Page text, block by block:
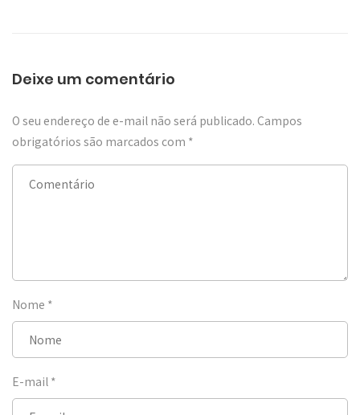
Deixe um comentário
O seu endereço de e-mail não será publicado. Campos
obrigatórios são marcados com *
Nome *
E-mail *